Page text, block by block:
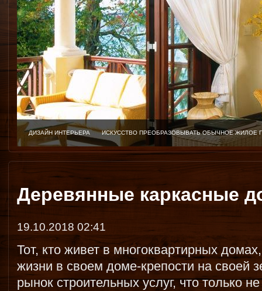
ДИЗАЙН ИНТЕРЬЕРА ИСКУССТВО ПРЕОБРАЗОВЫВАТЬ ОБЫЧНОЕ
Деревянные каркасные
19.10.2018 02:41
Тот, кто живет в многоквартирных
жизни в своем доме-крепости на своей
рынок строительных услуг, что только